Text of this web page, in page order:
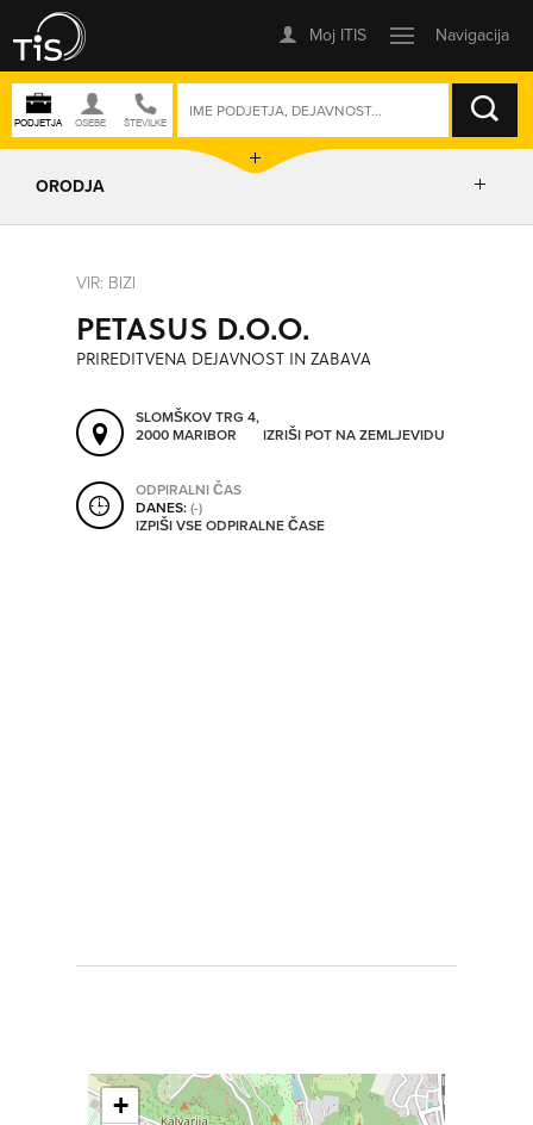
ISKANJE
SO NON-STOP ODPRTA
ORODJA
IZRIŠI POT
POŠLJI SMS
ORODJA
VIR: BIZI
PETASUS D.O.O.
PRIREDITVENA DEJAVNOST IN ZABAVA
SLOMŠKOV TRG 4,
2000 MARIBOR
IZRIŠI POT NA ZEMLJEVIDU
ODPIRALNI ČAS
DANES:(-)
IZPIŠI VSE ODPIRALNE ČASE
+